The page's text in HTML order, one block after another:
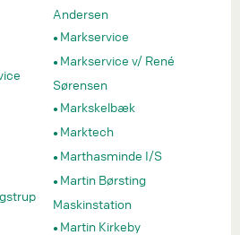
Andersen
Markservice
Markservice v/ René
Sørensen
Markskelbæk
Marktech
Marthasminde I/S
Martin Børsting
Maskinstation
Martin Kirkeby